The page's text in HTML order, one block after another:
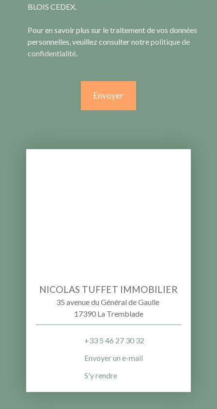
BLOIS CEDEX.
Pour en savoir plus sur le traitement de vos données
personnelles, veuillez consulter notrepolitique de
confidentialité
Envoyer
NICOLAS TUFFET IMMOBILIER
35 avenue du Général de Gaulle
17390 La Tremblade
+33 5 46 27 30 32
Envoyer un e-mail
S'y rendre